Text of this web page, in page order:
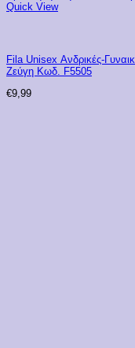
Quick View
Fila Unisex Ανδρικές-
Ζεύγη Κωδ. F5505
€9,99